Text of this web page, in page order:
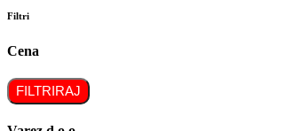
Filtri
Cena
FILTRIRAJ